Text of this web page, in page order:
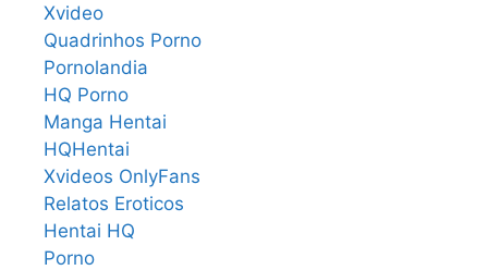
Xvideo
Quadrinhos Porno
Pornolandia
HQ Porno
Manga Hentai
HQHentai
Xvideos OnlyFans
Relatos Eroticos
Hentai HQ
Porno